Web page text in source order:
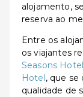
alojamento,
reserva ao
Entre os
os viajantes
Seasons Hotel
Hotel, que se
qualidade de